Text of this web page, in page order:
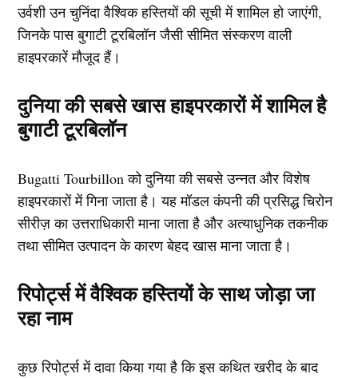
उर्वशी उन चुनिंदा वैश्विक हस्तियों की सूची में शामिल हो जाएंगी,
जिनके पास बुगाटी टूरबिलॉन जैसी सीमित संस्करण वाली
हाइपरकारें मौजूद हैं।
दुनिया की सबसे खास हाइपरकारों में शामिल है
बुगाटी टूरबिलॉन
Bugatti Tourbillon को दुनिया की सबसे उन्नत और विशेष
हाइपरकारों में गिना जाता है। यह मॉडल कंपनी की प्रसिद्ध चिरोन
सीरीज़ का उत्तराधिकारी माना जाता है और अत्याधुनिक तकनीक
तथा सीमित उत्पादन के कारण बेहद खास माना जाता है।
रिपोर्ट्स में वैश्विक हस्तियों के साथ जोड़ा जा
रहा नाम
कुछ रिपोर्ट्स में दावा किया गया है कि इस कथित खरीद के बाद